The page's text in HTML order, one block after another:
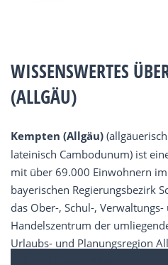
WISSENSWERTES
(ALLGÄU)
Kempten (Allgäu) (allgäuerisch
lateinisch Cambodunum) ist
mit über 69.000 Einwohnern
bayerischen Regierungsbezirk
das Ober-, Schul-, Verwaltungs-
Handelszentrum der
Urlaubs- und Planungsregion